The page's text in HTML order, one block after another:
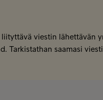
viestin lähettävän
Tarkistathan saamasi